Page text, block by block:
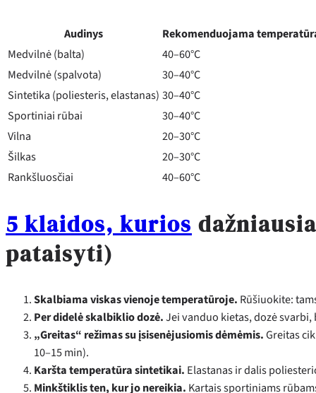
Audinys
Rekomenduojama
Medvilnė (balta)
40–60°C
Medvilnė (spalvota)
30–40°C
Sintetika (poliesteris, elastanas) 30–40°C
Sportiniai rūbai
30–40°C
Vilna
20–30°C
Šilkas
20–30°C
Rankšluosčiai
40–60°C
5 klaidos, kurios
pataisyti)
Skalbiama viskas vienoje temperatūroje. Rūšiuokite:
Per didelė skalbiklio dozė.Jei vanduo kietas, dozė
„Greitas“ režimas su įsisenėjusiomis dėmėmis.Greitas
10–15 min).
Karšta temperatūra sintetikai. Elastanas ir dalis
Minkštiklis ten, kur jo nereikia. Kartais sportiniams